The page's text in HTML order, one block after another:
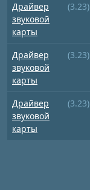
Драйвер
звуковой
карты
(3.23)
Драйвер
звуковой
карты
(3.23)
Драйвер
звуковой
карты
(3.23)